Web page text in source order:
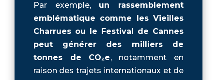
Par exemple, un rassemblement
emblématique comme les Vieilles
Charrues ou le Festival de Cannes
peut générer des milliers de
tonnes de CO₂e, notamment en
raison des trajets internationaux et de